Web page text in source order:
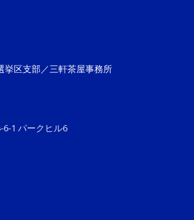
挙区支部／三軒茶屋事務所
1 パークヒル6